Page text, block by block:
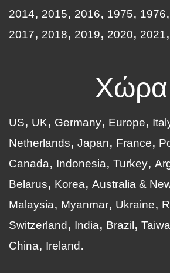
2014
2015 2016 1975 1976
2017
2018 2019 2020 2021
Χώρα
US UK Germany Europe
Netherlands
Japan France
Canada
Indonesia Turkey
Belarus
Korea
Australia &
Malaysia
Myanmar Ukraine
Switzerland
India Brazil
China
Ireland